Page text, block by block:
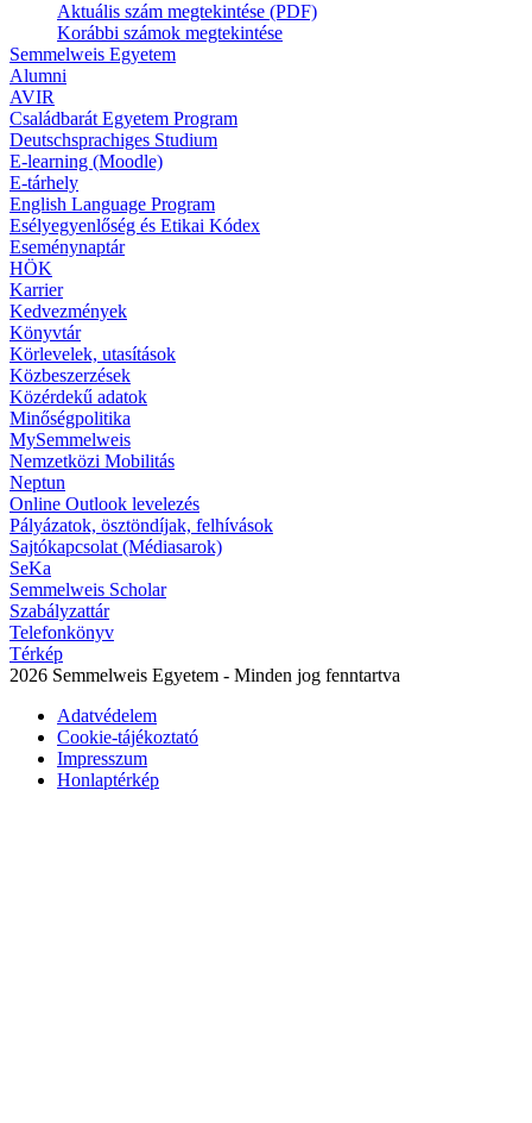
Aktuális szám megtekintése (PDF)
Korábbi számok megtekintése
Semmelweis Egyetem
Alumni
AVIR
Családbarát Egyetem Program
Deutschsprachiges Studium
E-learning (Moodle)
E-tárhely
English Language Program
Esélyegyenlőség és Etikai Kódex
Eseménynaptár
HÖK
Karrier
Kedvezmények
Könyvtár
Körlevelek, utasítások
Közbeszerzések
Közérdekű adatok
Minőségpolitika
MySemmelweis
Nemzetközi Mobilitás
Neptun
Online Outlook levelezés
Pályázatok, ösztöndíjak, felhívások
Sajtókapcsolat (Médiasarok)
SeKa
Semmelweis Scholar
Szabályzattár
Telefonkönyv
Térkép
2026 Semmelweis Egyetem - Minden jog fenntartva
Adatvédelem
Cookie-tájékoztató
Impresszum
Honlaptérkép